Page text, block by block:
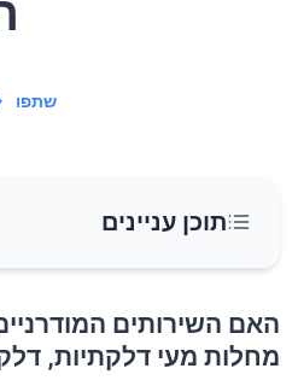
שתפו
תוכן עניינים
יתרונות ישיבת הכריעה
האם השירותים
מחלות מעי דלקתיות,